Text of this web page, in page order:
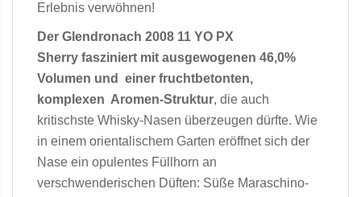
Erlebnis verwöhnen!
Der Glendronach 2008 11 YO PX
Sherry fasziniert mit ausgewogenen 46,0%
Volumen und einer fruchtbetonten,
komplexen Aromen-Struktur, die auch
kritischste Whisky-Nasen überzeugen dürfte. Wie
in einem orientalischem Garten eröffnet sich der
Nase ein opulentes Füllhorn an
verschwenderischen Düften: Süße Maraschino-